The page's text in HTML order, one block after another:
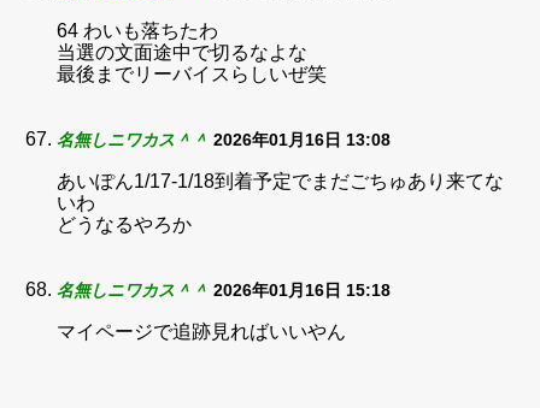
64 わいも落ちたわ
当選の文面途中で切るなよな
最後までリーバイスらしいぜ笑
名無しニワカス＾＾ 2026年01月16日 13:08
あいぽん1/17-1/18到着予定でまだごちゅあり来てな
いわ
どうなるやろか
名無しニワカス＾＾ 2026年01月16日 15:18
マイページで追跡見ればいいやん